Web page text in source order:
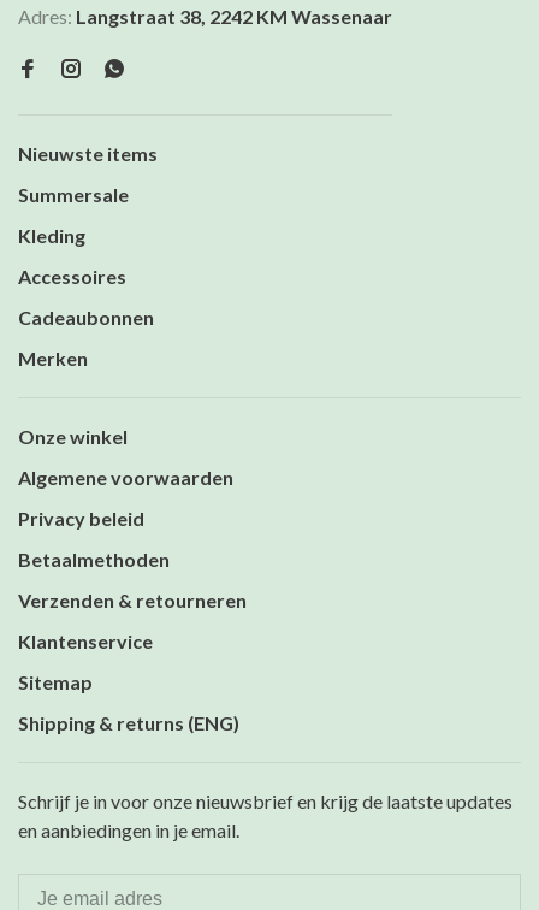
Adres: Langstraat 38, 2242 KM Wassenaar
Nieuwste items
Summersale
Kleding
Accessoires
Cadeaubonnen
Merken
Onze winkel
Algemene voorwaarden
Privacy beleid
Betaalmethoden
Verzenden & retourneren
Klantenservice
Sitemap
Shipping & returns (ENG)
Schrijf je in voor onze nieuwsbrief en krijg de laatste updates
en aanbiedingen in je email.